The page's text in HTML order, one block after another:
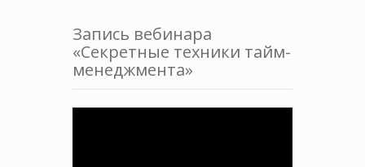
Запись вебинара
«Секретные техники тайм-
менеджмента»